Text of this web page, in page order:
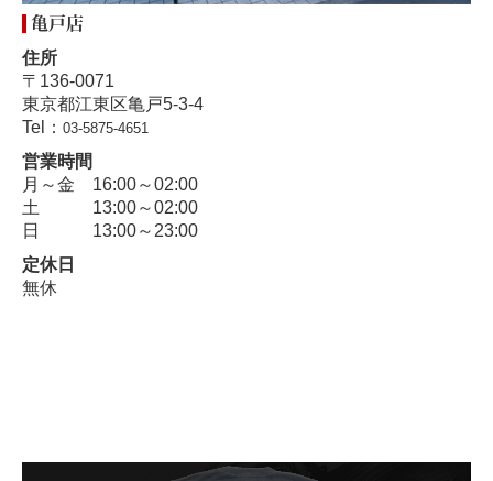
亀戸店
住所
〒136-0071
東京都江東区亀戸5-3-4
Tel： 03-5875-4651
営業時間
月～金 16:00～02:00
土 13:00～02:00
日 13:00～23:00
定休日
無休